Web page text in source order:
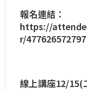
報名連結：
https://
r/
線上講座12/15(